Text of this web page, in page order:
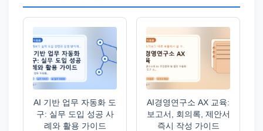
AI 기반 업무 자동화 도
구: 실무 도입 성공 사
례와 활용 가이드
AI경영연구소 AX 교육:
보고서, 회의록, 제안서
즉시 작성 가이드